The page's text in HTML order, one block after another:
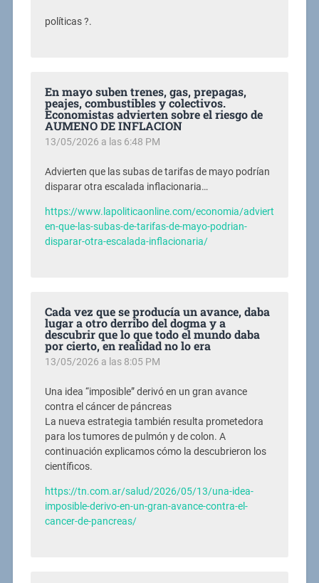
políticas ?.
En mayo suben trenes, gas, prepagas,
peajes, combustibles y colectivos.
Economistas advierten sobre el riesgo de
AUMENO DE INFLACION
13/05/2026 a las 6:48 PM
Advierten que las subas de tarifas de mayo podrían
disparar otra escalada inflacionaria…
https://www.lapoliticaonline.com/economia/adviert
en-que-las-subas-de-tarifas-de-mayo-podrian-
disparar-otra-escalada-inflacionaria/
Cada vez que se producía un avance, daba
lugar a otro derribo del dogma y a
descubrir que lo que todo el mundo daba
por cierto, en realidad no lo era
13/05/2026 a las 8:05 PM
Una idea “imposible” derivó en un gran avance
contra el cáncer de páncreas
La nueva estrategia también resulta prometedora
para los tumores de pulmón y de colon. A
continuación explicamos cómo la descubrieron los
científicos.
https://tn.com.ar/salud/2026/05/13/una-idea-
imposible-derivo-en-un-gran-avance-contra-el-
cancer-de-pancreas/